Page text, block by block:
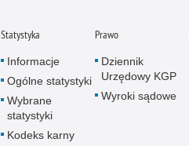
Statystyka
Informacje
Ogólne statystyki
Wybrane
statystyki
Kodeks karny
Prawo
Dziennik
Urzędowy KGP
Wyroki sądowe